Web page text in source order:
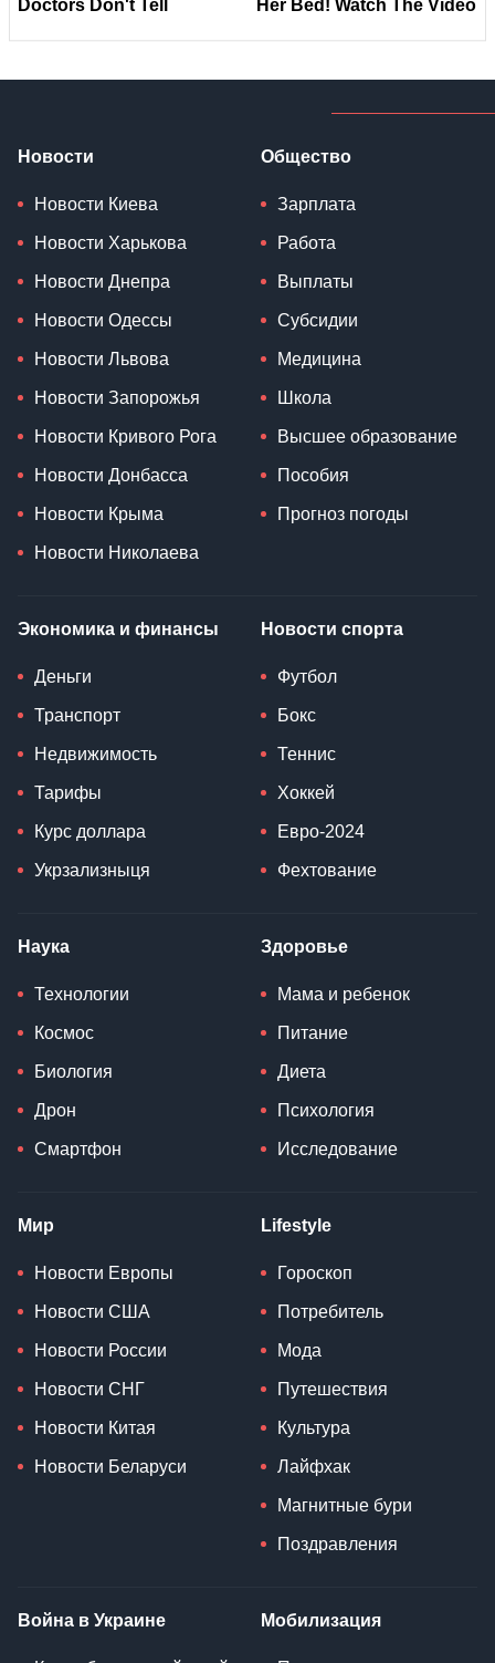
Новости
Новости Киева
Новости Харькова
Новости Днепра
Новости Одессы
Новости Львова
Новости Запорожья
Новости Кривого Рога
Новости Донбасса
Новости Крыма
Новости Николаева
Общество
Зарплата
Работа
Выплаты
Субсидии
Медицина
Школа
Высшее образование
Пособия
Прогноз погоды
Экономика и финансы
Деньги
Транспорт
Недвижимость
Тарифы
Курс доллара
Укрзализныця
Новости спорта
Футбол
Бокс
Теннис
Хоккей
Евро-2024
Фехтование
Наука
Технологии
Космос
Биология
Дрон
Смартфон
Здоровье
Мама и ребенок
Питание
Диета
Психология
Исследование
Мир
Новости Европы
Новости США
Новости России
Новости СНГ
Новости Китая
Новости Беларуси
Lifestyle
Гороскоп
Потребитель
Мода
Путешествия
Культура
Лайфхак
Магнитные бури
Поздравления
Война в Украине Мобилизация